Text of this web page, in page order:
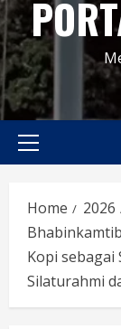
Primary
Home 2026
Kopi sebagai
Silaturahmi